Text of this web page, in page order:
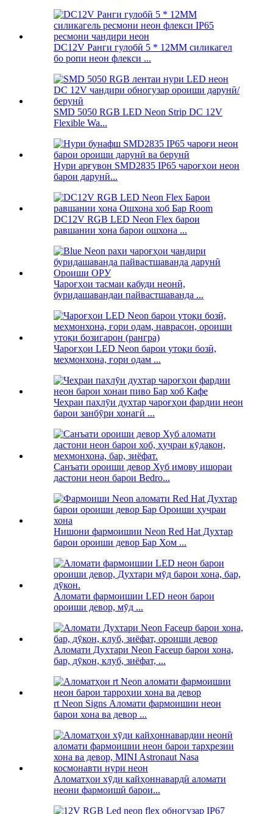
DC12V Ранги гулобӣ 5 * 12MM силикагел
бо ропи неон флекси ...
SMD 5050 RGB LED Neon Strip DC 12V
Flexible Wa...
Нури арғувон SMD2835 IP65 чароғҳои неон
барои дарунӣ...
DC12V RGB LED Neon Flex барои
равшании хона барои ошхона ...
Чароғҳои тасмаи кабуди неонӣ,
буридашавандаи пайвастшаванда ...
Чароғҳои LED Neon барои утоқи бозӣ,
меҳмонхона, ғори одам ...
Чеҳраи паҳлӯи духтар чароғҳои фардии неон
барои занбӯри хонагӣ ...
Санъати ороиши девор Хуб имову ишораи
дастони неон барои Bedro...
Нишони фармоишии Neon Red Hat Духтар
барои ороиши девор Бар Хом ...
Аломати фармоишии LED неон барои
ороиши девор, мӯд ...
Аломати Духтари Neon Faceup барои хона,
бар, дӯкон, клуб, зиёфат, ...
rt Neon Signs Аломати фармоишии неон
барои хона ва девор ...
Аломатҳои хӯди кайҳоннавардӣ аломати
неони фармоишӣ барои...